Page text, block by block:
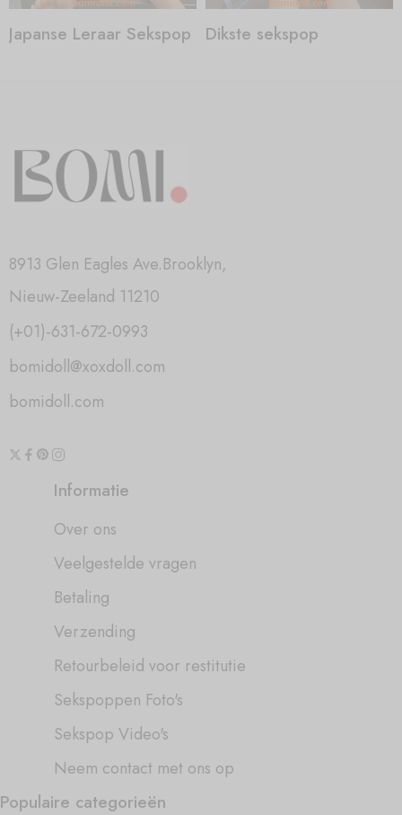
Japanse Leraar Sekspop Dikste sekspop
8913 Glen Eagles Ave.Brooklyn,
Nieuw-Zeeland 11210
(+01)-631-672-0993
bomidoll@xoxdoll.com
bomidoll.com
Informatie
Over ons
Veelgestelde vragen
Betaling
Verzending
Retourbeleid voor restitutie
Sekspoppen Foto's
Sekspop Video's
Neem contact met ons op
Populaire categorieën